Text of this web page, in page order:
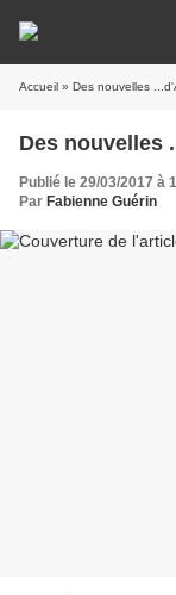
Accueil » Des nouvelles
Des nouvelles
Publié le 29/03/2017 à
Par Fabienne Guérin